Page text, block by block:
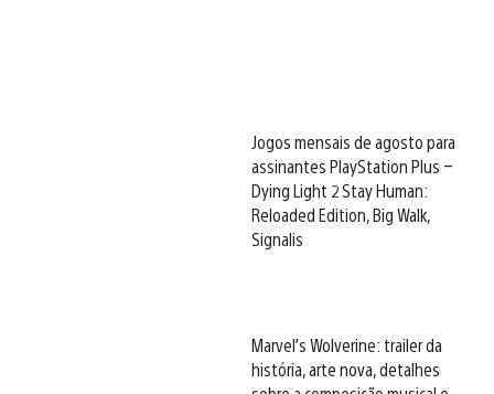
Jogos mensais de agosto para
assinantes PlayStation Plus –
Dying Light 2 Stay Human:
Reloaded Edition, Big Walk,
Signalis
Marvel’s Wolverine: trailer da
história, arte nova, detalhes